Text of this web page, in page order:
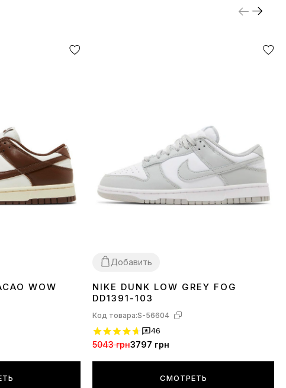
WOW
Добавить
3637 383940 414243 44 45
NIKE DUNK LOW GREY FOG
DD1391-103
Код товара:S-56604
46
5043 грн3797 грн
СМОТРЕТЬ